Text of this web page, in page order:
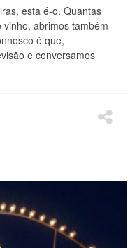
esta é-o. Quantas
abrimos também
é que,
e conversamos